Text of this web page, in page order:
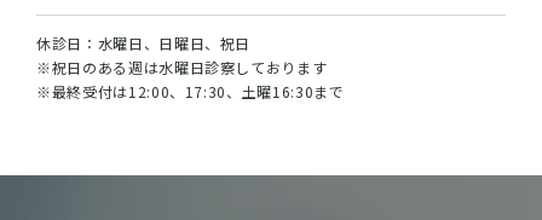
休診日：水曜日、日曜日、祝日
※祝日のある週は水曜日診察しております
※最終受付は12:00、17:30、土曜16:30まで